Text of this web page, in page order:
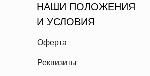
НАШИ ПОЛОЖЕНИЯ
И УСЛОВИЯ
Оферта
Реквизиты